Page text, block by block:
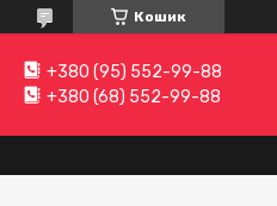
Кошик
+380 (95) 552-99-88
+380 (68) 552-99-88